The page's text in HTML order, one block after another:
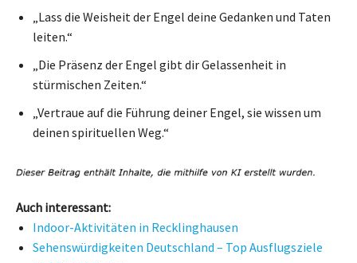
„Lass die Weisheit der Engel deine Gedanken und Taten
leiten.“
„Die Präsenz der Engel gibt dir Gelassenheit in
stürmischen Zeiten.“
„Vertraue auf die Führung deiner Engel, sie wissen um
deinen spirituellen Weg.“
Auch interessant:
Indoor-Aktivitäten in Recklinghausen
Sehenswürdigkeiten Deutschland – Top Ausflugsziele